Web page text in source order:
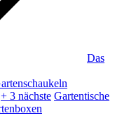
Das
+ 3 nächste Gartentische